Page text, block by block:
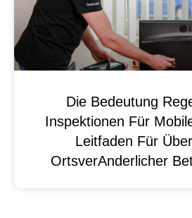
Die Bedeutung
Inspektionen Für
Leitfaden Für
OrtsverAnderlicher